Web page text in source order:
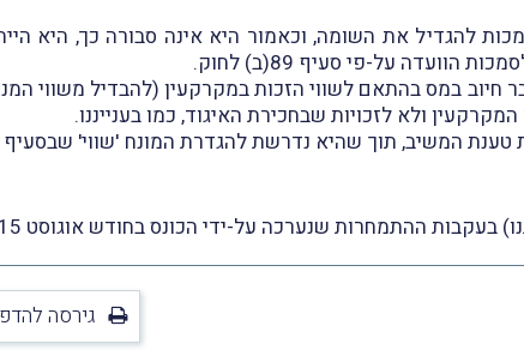
להגדיל את השומה, וכאמור היא אינה סבורה כך, היא
על-פי סעיף 89(ב) לחוק.
במס בהתאם לשווי הזכות במקרקעין (להבדיל משווי
ההתמחרות שנערכה על-ידי הכונס בחודש אוגוסט 2015 (פס' 7).
גירסה